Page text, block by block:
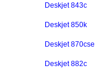
Deskjet 843c
Deskjet 850k
Deskjet 870cse
Deskjet 882c